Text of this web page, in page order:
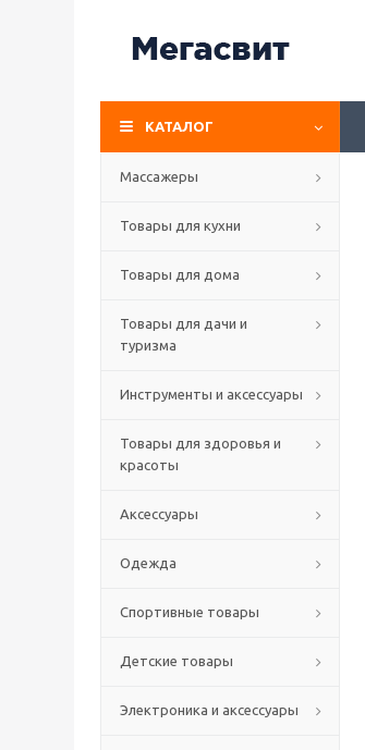
КАТАЛОГ
Массажеры
Товары для кухни
Товары для дома
Товары для дачи и
туризма
Инструменты и аксессуары
Товары для здоровья и
красоты
Аксессуары
Одежда
Спортивные товары
Детские товары
Электроника и аксессуары